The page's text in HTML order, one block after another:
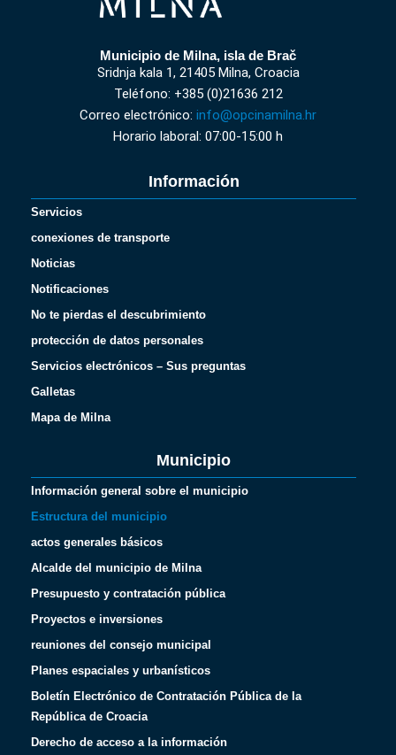
Municipio de Milna, isla de Brač
Sridnja kala 1, 21405 Milna, Croacia
Teléfono: +385 (0)21636 212
Correo electrónico: info@opcinamilna.hr
Horario laboral: 07:00-15:00 h
Información
Servicios
conexiones de transporte
Noticias
Notificaciones
No te pierdas el descubrimiento
protección de datos personales
Servicios electrónicos – Sus preguntas
Galletas
Mapa de Milna
Municipio
Información general sobre el municipio
Estructura del municipio
actos generales básicos
Alcalde del municipio de Milna
Presupuesto y contratación pública
Proyectos e inversiones
reuniones del consejo municipal
Planes espaciales y urbanísticos
Boletín Electrónico de Contratación Pública de la
República de Croacia
Derecho de acceso a la información